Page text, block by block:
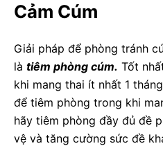
Cảm Cúm
Giải pháp để phòng tránh
là tiêm phòng cúm. Tốt
khi mang thai ít nhất 1
để tiêm phòng trong khi
hãy tiêm phòng đầy đủ đề
vệ và tăng cường sức đề